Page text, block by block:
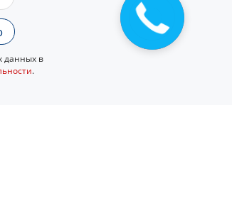
данных в
.